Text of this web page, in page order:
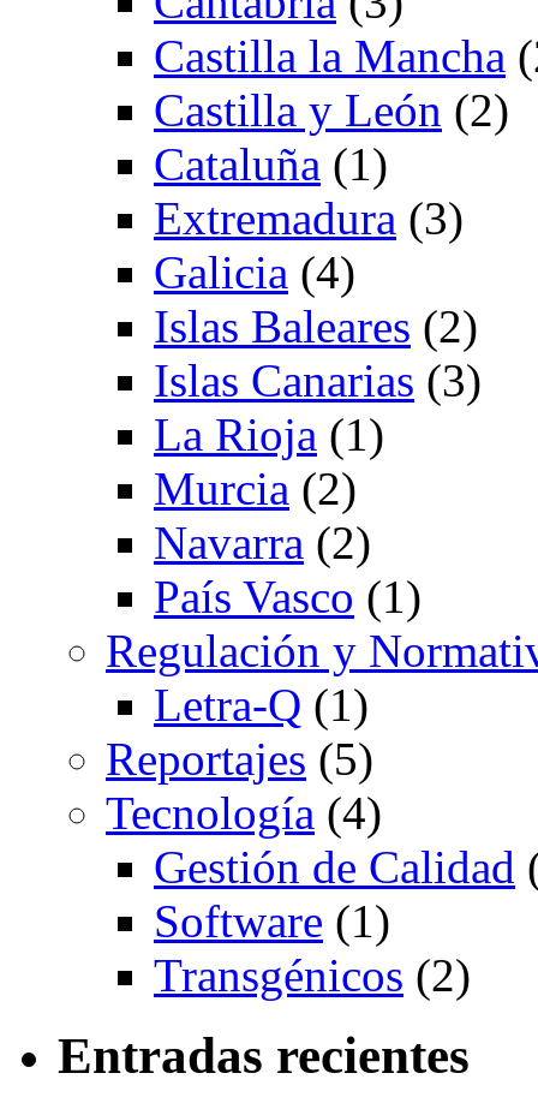
Castilla la Mancha
Castilla y León (2)
Cataluña (1)
Extremadura (3)
Galicia (4)
Islas Baleares (2)
Islas Canarias (3)
La Rioja (1)
Murcia (2)
Navarra (2)
País Vasco (1)
Regulación y
Letra-Q (1)
Reportajes (5)
Tecnología (4)
Gestión de Calidad
Software (1)
Transgénicos (2)
Entradas recientes